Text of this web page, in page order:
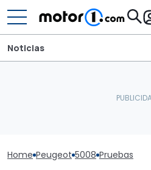
Noticias
Home Peugeot 5008 Pruebas